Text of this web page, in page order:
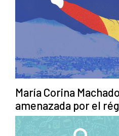
María Corina
amenazada por el